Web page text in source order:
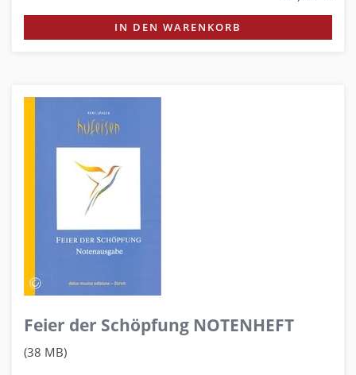
IN DEN WARENKORB
Feier der Schöpfung NOTENHEFT
(38 MB)